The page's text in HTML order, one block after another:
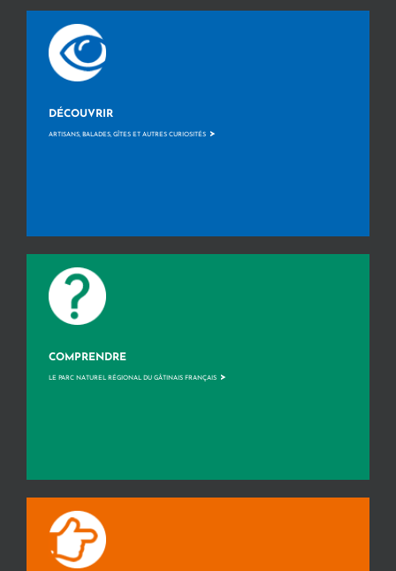
DÉCOUVRIR
ARTISANS, BALADES, GÎTES ET AUTRES CURIOSITÉS >
COMPRENDRE
LE PARC NATUREL RÉGIONAL DU GÂTINAIS FRANÇAIS >